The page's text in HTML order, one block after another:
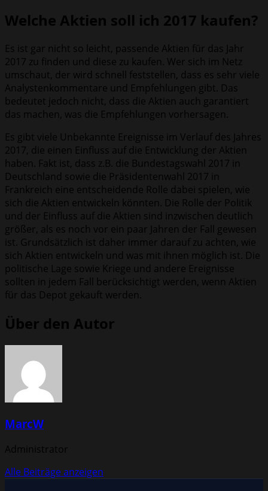
Welche Aktien soll ich 2017 kaufen?
Es ist gar nicht so leicht, passende Aktien für das Jahr
2017 zu finden und diese zu kaufen. Wer sich im Netz
umschaut, der wird schnell feststellen, dass es sehr viele
Analystenkommentare und Empfehlungen gibt. Das
bedeutet jedoch nicht, dass die Aktien auch garantiert
das machen, was die Empfehlungen vorhersagen.
Es gibt viele Unbekannte Ereignisse im Verlauf des Jahres
2017, die einen Einfluss auf die Entwicklung der Aktien
haben. Fakt ist, dass z.B. die Bundestagswahl 2017 in
Deutschland sowie die Präsidentenwahl 2017 in
Frankreich eine entscheidende Rolle dabei spielen, wie
sich die Aktien entwickeln könnten. Die Rolle der Politik
und der Einfluss auf die Aktien sind inzwischen deutlich
größer, als es noch vor ein paar Jahren der Fall gewesen
ist. Grundsätzlich ist daher immer darauf zu achten, wie
sich Aktien entwickeln und was mit ihnen möglich ist. Die
politische Lage sowie Kriege und andere Ereignisse
sollten in jedem Fall berücksichtigt werden, wenn Aktien
für das Depot gekauft werden.
Über den Autor
MarcW
Administrator
Alle Beiträge anzeigen